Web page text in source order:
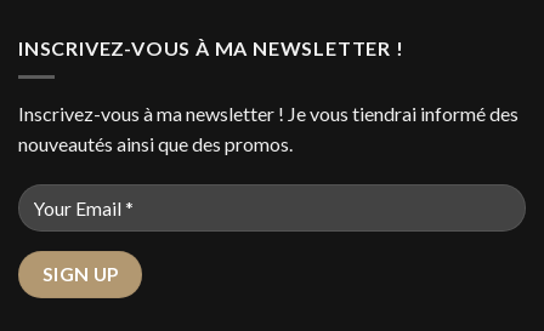
INSCRIVEZ-VOUS À MA NEWSLETTER !
Inscrivez-vous à ma newsletter ! Je vous tiendrai informé des
nouveautés ainsi que des promos.